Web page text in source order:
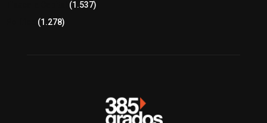
(1.537)
(1.278)